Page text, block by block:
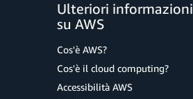
Ulteriori informazioni
su AWS
Cos'è AWS?
Cos'è il cloud computing?
Accessibilità AWS